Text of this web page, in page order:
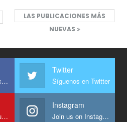
LAS PUBLICACIONES MÁS
NUEVAS
Síguenos en Facebook
Twitter
Síguenos en Twitter
Síguenos en Youtube
Instagram
Join us on Instagram